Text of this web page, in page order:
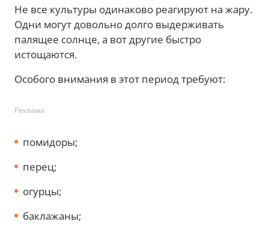
Не все культуры одинаково реагируют на жару.
Одни могут довольно долго выдерживать
палящее солнце, а вот другие быстро
истощаются.
Особого внимания в этот период требуют:
Реклама
помидоры;
перец;
огурцы;
баклажаны;